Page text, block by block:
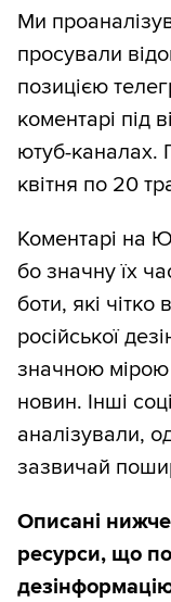
Ми
просували
позицією
коментарі під
ютуб-каналах.
квітня по 20
Коментарі на
бо значну їх
боти, які
російської
значною мірою
новин. Інші
аналізували,
зазвичай
Описані
ресурси, що